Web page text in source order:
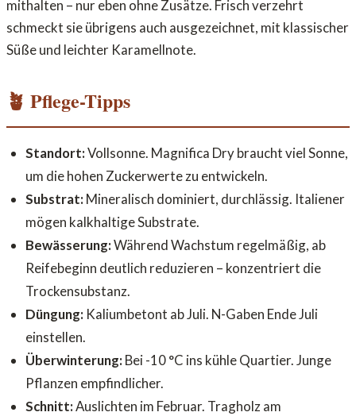
mithalten – nur eben ohne Zusätze. Frisch verzehrt
schmeckt sie übrigens auch ausgezeichnet, mit klassischer
Süße und leichter Karamellnote.
🪴 Pflege-Tipps
Standort:Vollsonne. Magnifica Dry braucht viel Sonne,
um die hohen Zuckerwerte zu entwickeln.
Substrat: Mineralisch dominiert, durchlässig. Italiener
mögen kalkhaltige Substrate.
Bewässerung:Während Wachstum regelmäßig, ab
Reifebeginn deutlich reduzieren – konzentriert die
Trockensubstanz.
Düngung: Kaliumbetont ab Juli. N-Gaben Ende Juli
einstellen.
Überwinterung: Bei -10 °C ins kühle Quartier. Junge
Pflanzen empfindlicher.
Schnitt:Auslichten im Februar. Tragholz am